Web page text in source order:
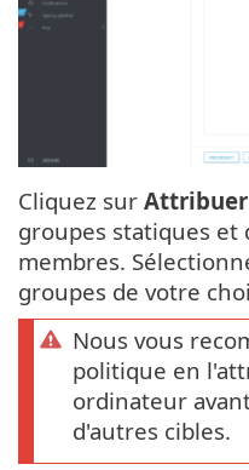
Cliquez sur Attribuer
groupes statiques et
membres.
groupes de votre
Nous vous
politique en
ordinateur
d'autres cibles.